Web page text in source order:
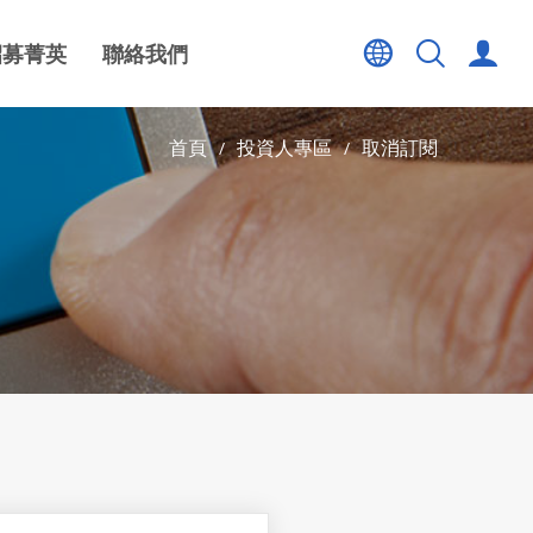
菁英 聯絡我們
首頁 投資人專區 取消訂閱